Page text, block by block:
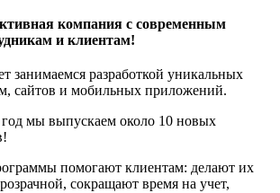
компания с современным
и клиентам!
занимаемся разработкой уникальных
сайтов и мобильных приложений.
мы выпускаем около 10 новых
помогают клиентам: делают их
сокращают время на учет,